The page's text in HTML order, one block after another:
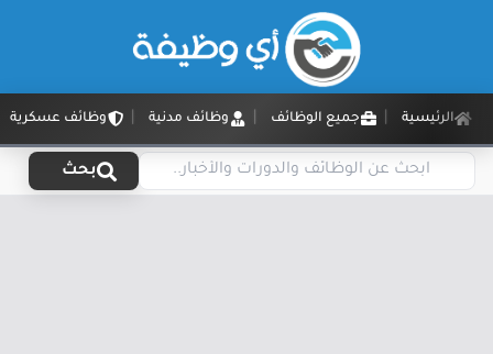
الرئيسية جميع الوظائف وظائف مدنية وظائف عسكرية
بحث